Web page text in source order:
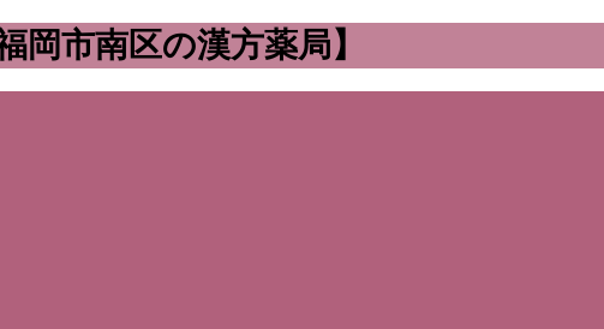
市南区の漢方薬局】